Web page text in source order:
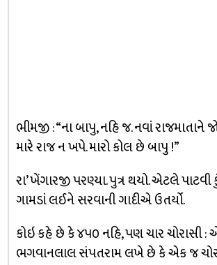
ભીમજી : “ના બાપુ, નહિ જ. નવાં રાજમાતાને
મારે રાજ ન ખપે. મારો કોલ છે બાપુ !”
રા’ ખેંગારજી પરણ્યા. પુત્ર થયો. એટલે
ગામડાં લઈને સરવાની ગાદીએ ઉતર્યો.
કોઇ કહે છે કે ૪૫૦ નહિ, પણ ચાર ચોરાસી :
ભગવાનલાલ સંપતરામ લખે છે કે એક જ